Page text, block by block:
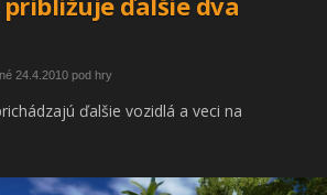
24.4.2010 pod hry
ďalšie vozidlá a veci na